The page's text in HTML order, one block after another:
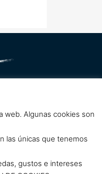
web. Algunas cookies son
las únicas que tenemos
gustos e intereses